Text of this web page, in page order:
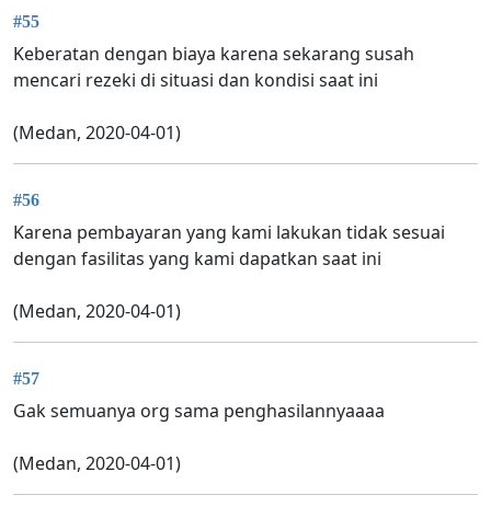
#55
Keberatan dengan biaya karena sekarang susah
mencari rezeki di situasi dan kondisi saat ini
(Medan, 2020-04-01)
#56
Karena pembayaran yang kami lakukan tidak sesuai
dengan fasilitas yang kami dapatkan saat ini
(Medan, 2020-04-01)
#57
Gak semuanya org sama penghasilannyaaaa
(Medan, 2020-04-01)